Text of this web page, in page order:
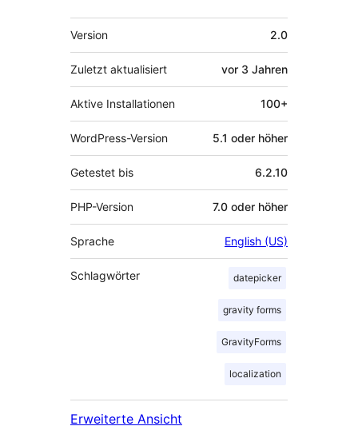
Meta
Version 2.0
Zuletzt aktualisiert vor 3 Jahren
Aktive Installationen 100+
WordPress-Version 5.1 oder höher
Getestet bis 6.2.10
PHP-Version 7.0 oder höher
Sprache English (US)
Schlagwörter datepicker
gravity forms
GravityForms
localization
Erweiterte Ansicht